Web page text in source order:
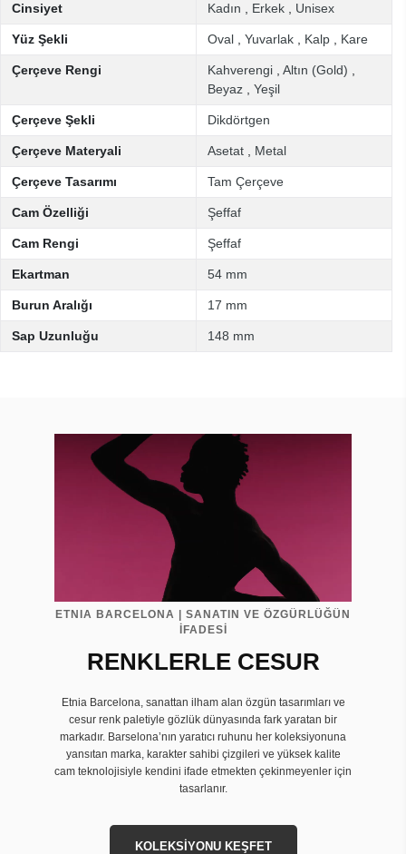
Cinsiyet Kadın Erkek Unisex
Yüz Şekli Oval Yuvarlak Kalp Kare
Çerçeve Rengi Kahverengi Altın (Gold)
Beyaz
Yeşil
Çerçeve Şekli Dikdörtgen
Çerçeve Materyali Asetat Metal
Çerçeve Tasarımı Tam Çerçeve
Cam Özelliği Şeffaf
Cam Rengi Şeffaf
Ekartman 54 mm
Burun Aralığı 17 mm
Sap Uzunluğu 148 mm
ETNIA BARCELONA | SANATIN VE ÖZGÜRLÜĞÜN
İFADESİ
RENKLERLE CESUR
Etnia Barcelona, sanattan ilham alan özgün tasarımları ve
cesur renk paletiyle gözlük dünyasında fark yaratan bir
markadır. Barselona’nın yaratıcı ruhunu her koleksiyonuna
yansıtan marka, karakter sahibi çizgileri ve yüksek kalite
cam teknolojisiyle kendini ifade etmekten çekinmeyenler için
tasarlanır.
KOLEKSİYONU KEŞFET